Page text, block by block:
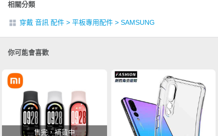
相關分類
穿戴 音訊 配件 > 平板專用配件 > SAMSUNG
你可能會喜歡
售完，補貨中